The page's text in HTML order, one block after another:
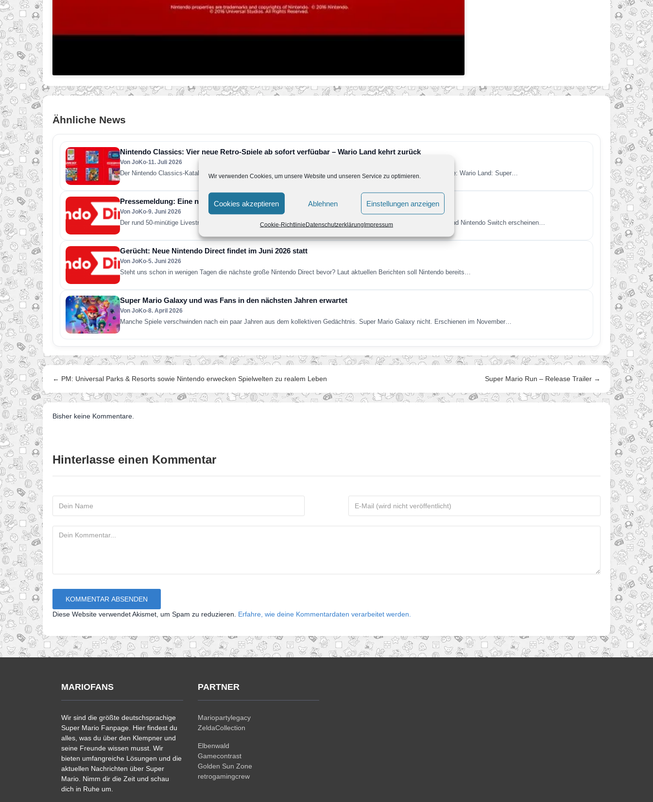
Wir verwenden Cookies, um unsere Website und unseren Service zu optimieren.
Cookies akzeptieren Ablehnen Einstellungen anzeigen
Cookie-RichtlinieDatenschutzerklärungImpressum
Ähnliche News
Nintendo Classics: Vier neue Retro-Spiele ab sofort verfügbar – Wario Land kehrt zurück
Von JoKo•11. Juli 2026
Der Nintendo Classics-Katalog wurde um vier weitere Retro-Klassiker erweitert. Neu verfügbar sind die folgenden Spiele: Wario Land: Super…
Pressemeldung: Eine neue Nintendo Direct erscheint am Dienstag, den 9. Juni
Von JoKo•9. Juni 2026
Der rund 50-minütige Livestream enthält vorwiegend Informationen zu Spielen, die dieses Jahr für Nintendo Switch 2 und Nintendo Switch erscheinen…
Gerücht: Neue Nintendo Direct findet im Juni 2026 statt
Von JoKo•5. Juni 2026
Steht uns schon in wenigen Tagen die nächste große Nintendo Direct bevor? Laut aktuellen Berichten soll Nintendo bereits…
Super Mario Galaxy und was Fans in den nächsten Jahren erwartet
Von JoKo•8. April 2026
Manche Spiele verschwinden nach ein paar Jahren aus dem kollektiven Gedächtnis. Super Mario Galaxy nicht. Erschienen im November…
← PM: Universal Parks & Resorts sowie Nintendo erwecken Spielwelten zu realem Leben Super Mario Run – Release Trailer →
Bisher keine Kommentare.
Hinterlasse einen Kommentar
Diese Website verwendet Akismet, um Spam zu reduzieren. Erfahre, wie deine Kommentardaten verarbeitet werden.
MARIOFANS
Wir sind die größte deutschsprachige
Super Mario Fanpage. Hier findest du
alles, was du über den Klempner und
seine Freunde wissen musst. Wir
bieten umfangreiche Lösungen und die
aktuellen Nachrichten über Super
Mario. Nimm dir die Zeit und schau
dich in Ruhe um.
PARTNER
Mariopartylegacy
ZeldaCollection
Elbenwald
Gamecontrast
Golden Sun Zone
retrogamingcrew